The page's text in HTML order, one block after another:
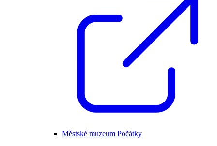
Městské muzeum Počátky